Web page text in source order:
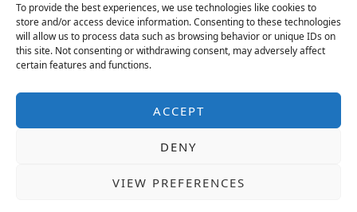
To provide the best experiences, we use technologies like cookies to
store and/or access device information. Consenting to these technologies
will allow us to process data such as browsing behavior or unique IDs on
this site. Not consenting or withdrawing consent, may adversely affect
certain features and functions.
ACCEPT
DENY
VIEW PREFERENCES
Tel:210-4142105,210-4142263
Fax: 210-4142264
e-mail: MSc-CDS-info@unipi.gr
Πολιτική cookie (ΕΕ)
Web Design & Development byFlare